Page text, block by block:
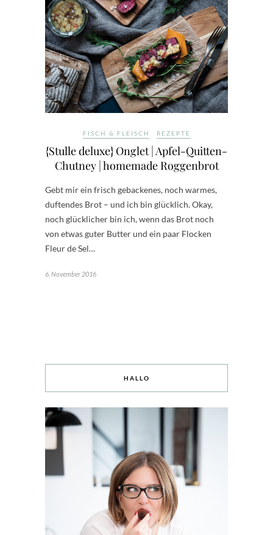
FISCH & FLEISCH REZEPTE
{Stulle deluxe} Onglet | Apfel-Quitten-
Chutney | homemade Roggenbrot
Gebt mir ein frisch gebackenes, noch warmes,
duftendes Brot – und ich bin glücklich. Okay,
noch glücklicher bin ich, wenn das Brot noch
von etwas guter Butter und ein paar Flocken
Fleur de Sel…
6. November 2016
HALLO